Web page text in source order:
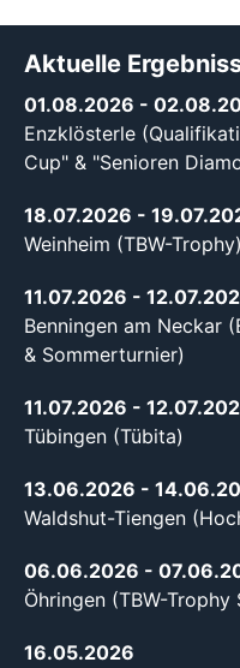
Aktuelle
01.08.2026 -
Enzklösterle
Cup" & "Senioren
18.07.2026 -
Weinheim (TBW-Trophy)
11.07.2026 -
Benningen am Neckar
& Sommerturnier)
11.07.2026 -
Tübingen (Tübita)
13.06.2026 -
Waldshut-Tiengen
06.06.2026 -
Öhringen (TBW-Trophy
16.05.2026